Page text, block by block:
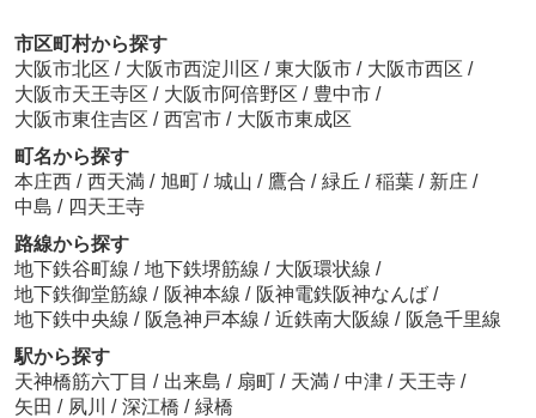
市区町村から探す
大阪市北区 / 大阪市西淀川区 / 東大阪市 / 大阪市西区 /
大阪市天王寺区 / 大阪市阿倍野区 / 豊中市 /
大阪市東住吉区 / 西宮市 / 大阪市東成区
町名から探す
本庄西 / 西天満 / 旭町 / 城山 / 鷹合 / 緑丘 / 稲葉 / 新庄 /
中島 / 四天王寺
路線から探す
地下鉄谷町線 / 地下鉄堺筋線 / 大阪環状線 /
地下鉄御堂筋線 / 阪神本線 / 阪神電鉄阪神なんば /
地下鉄中央線 / 阪急神戸本線 / 近鉄南大阪線 / 阪急千里線
駅から探す
天神橋筋六丁目 / 出来島 / 扇町 / 天満 / 中津 / 天王寺 /
矢田 / 夙川 / 深江橋 / 緑橋